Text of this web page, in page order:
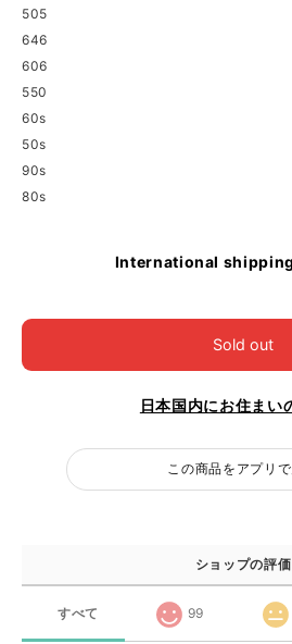
505
646
606
550
60s
50s
90s
80s
International
Sold out
日本国内にお住まい
この商品をアプリ
ショップの評価
すべて 99